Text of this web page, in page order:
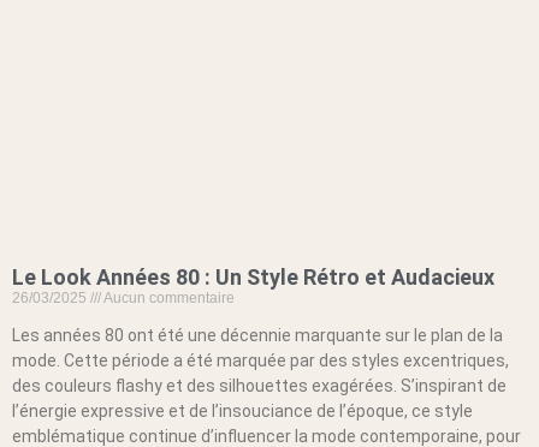
Le Look Années 80 : Un Style Rétro et Audacieux
26/03/2025 Aucun commentaire
Les années 80 ont été une décennie marquante sur le plan de la
mode. Cette période a été marquée par des styles excentriques,
des couleurs flashy et des silhouettes exagérées. S’inspirant de
l’énergie expressive et de l’insouciance de l’époque, ce style
emblématique continue d’influencer la mode contemporaine, pour